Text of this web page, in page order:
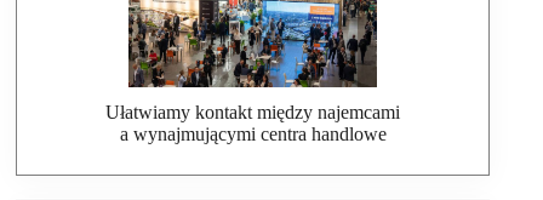
Ułatwiamy kontakt między najemcami
a wynajmującymi centra handlowe